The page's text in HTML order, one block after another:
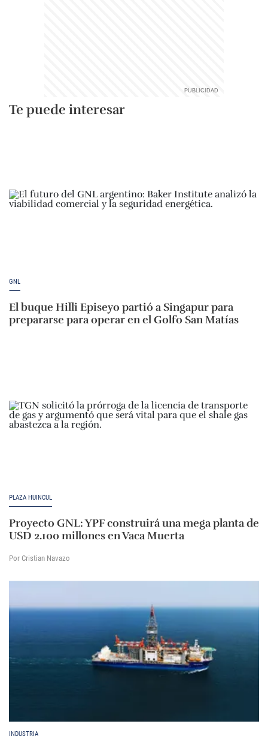
Te puede interesar
GNL
El buque Hilli Episeyo partió a Singapur para
prepararse para operar en el Golfo San Matías
PLAZA HUINCUL
Proyecto GNL: YPF construirá una mega planta de
USD 2.100 millones en Vaca Muerta
Por Cristian Navazo
INDUSTRIA